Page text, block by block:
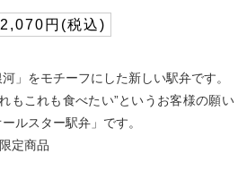
円(税込)
」をモチーフにした新しい駅弁です。
もこれも食べたい”というお客様の願い
ルスター駅弁」です。
定商品